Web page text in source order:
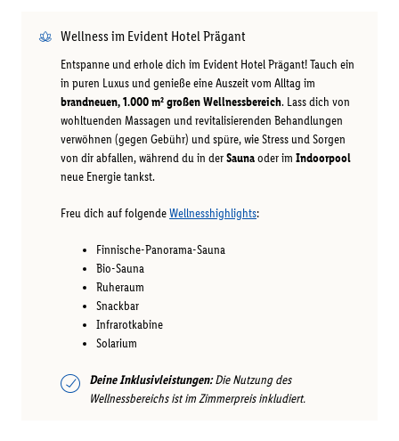
Wellness im Evident Hotel Prägant
Entspanne und erhole dich im Evident Hotel Prägant! Tauch ein
in puren Luxus und genieße eine Auszeit vom Alltag im
brandneuen, 1.000 m² großen Wellnessbereich. Lass dich von
wohltuenden Massagen und revitalisierenden Behandlungen
verwöhnen (gegen Gebühr) und spüre, wie Stress und Sorgen
von dir abfallen, während du in derSaunaoder im Indoorpool
neue Energie tankst.
Freu dich auf folgendeWellnesshighlights:
Finnische-Panorama-Sauna
Bio-Sauna
Ruheraum
Snackbar
Infrarotkabine
Solarium
Deine Inklusivleistungen:Die Nutzung des
Wellnessbereichs ist im Zimmerpreis inkludiert.